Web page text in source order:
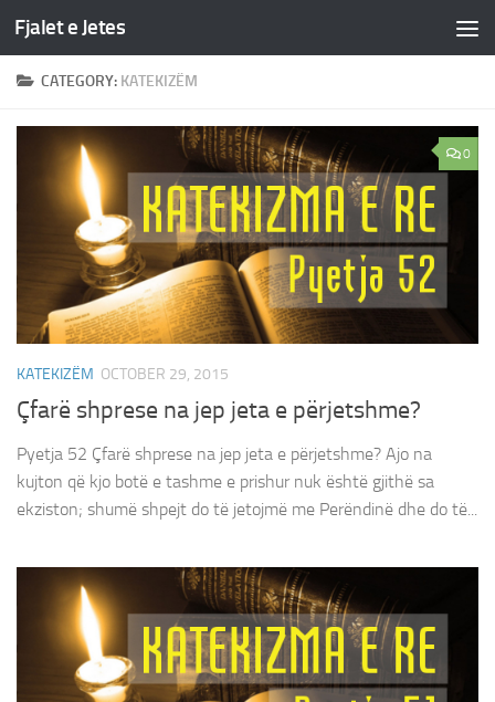
Skip to content
Fjalet e Jetes
CATEGORY: KATEKIZËM
0
KATEKIZËM OCTOBER 29, 2015
Çfarë shprese na jep jeta e përjetshme?
Pyetja 52 Çfarë shprese na jep jeta e përjetshme? Ajo na
kujton që kjo botë e tashme e prishur nuk është gjithë sa
ekziston; shumë shpejt do të jetojmë me Perëndinë dhe do të...